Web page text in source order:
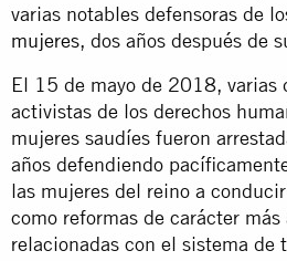
varias notables defensoras de
mujeres, dos años después de
El 15 de mayo de 2018, varias
activistas de los derechos
mujeres saudíes fueron
años defendiendo
las mujeres del reino a
como reformas de carácter
relacionadas con el sistema de